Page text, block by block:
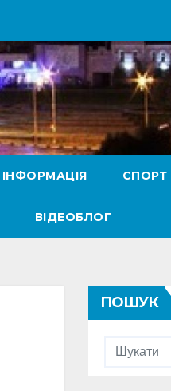
СПОРТ
ВІДЕОБЛОГ
ПОШУК